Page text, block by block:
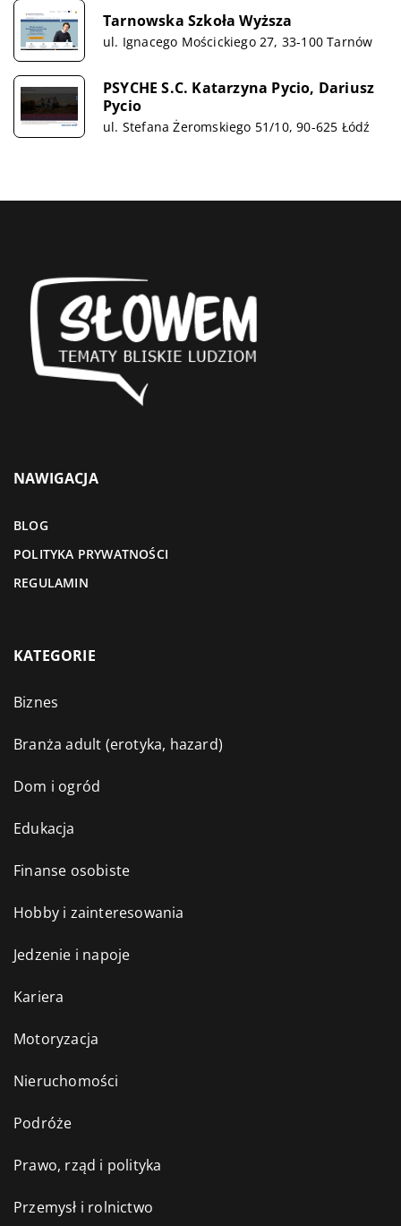
Tarnowska Szkoła Wyższa
ul. Ignacego Mościckiego 27, 33-100 Tarnów
PSYCHE S.C. Katarzyna Pycio, Dariusz
Pycio
ul. Stefana Żeromskiego 51/10, 90-625 Łódź
NAWIGACJA
BLOG
POLITYKA PRYWATNOŚCI
REGULAMIN
KATEGORIE
Biznes
Branża adult (erotyka, hazard)
Dom i ogród
Edukacja
Finanse osobiste
Hobby i zainteresowania
Jedzenie i napoje
Kariera
Motoryzacja
Nieruchomości
Podróże
Prawo, rząd i polityka
Przemysł i rolnictwo